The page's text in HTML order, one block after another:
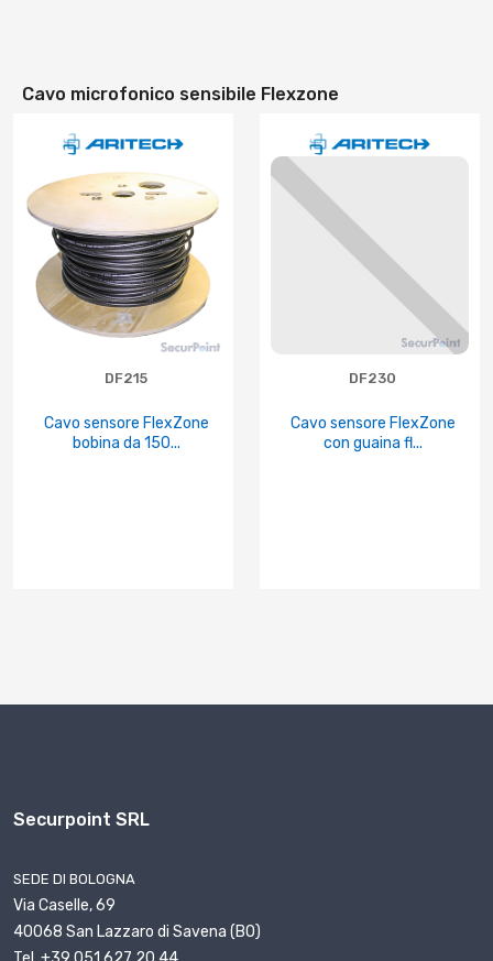
Cavo microfonico sensibile Flexzone
DF215
Cavo sensore FlexZone
bobina da 150...
DF230
Cavo sensore FlexZone
con guaina fl...
Securpoint SRL
SEDE DI BOLOGNA
Via Caselle, 69
40068 San Lazzaro di Savena (BO)